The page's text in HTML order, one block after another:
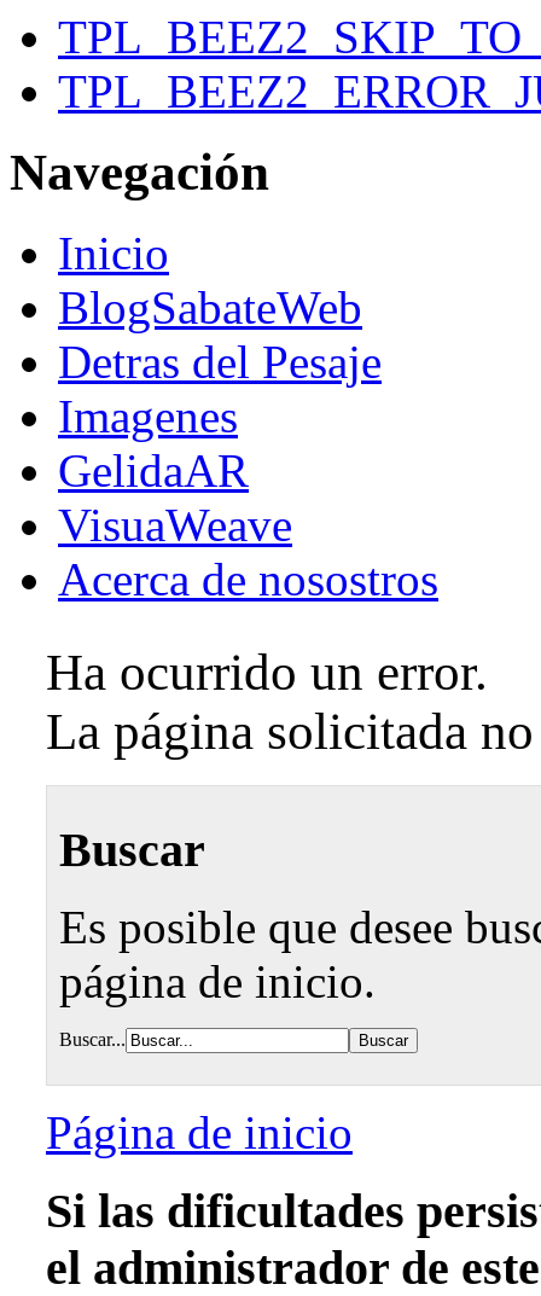
Navegación
Inicio
BlogSabateWeb
Detras del Pesaje
Imagenes
GelidaAR
VisuaWeave
Acerca de nosostros
Ha ocurrido un error.
La página solicitada
Buscar
Es posible que desee
página de inicio.
Buscar...
Página de inicio
Si las dificultades
el administrador de